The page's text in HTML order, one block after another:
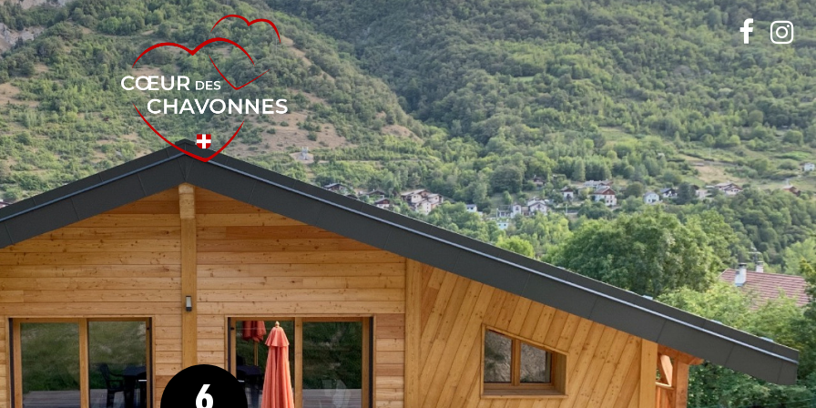
Cœur des Chavonnes
6